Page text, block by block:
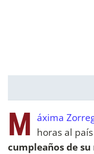
M áxima
horas al país
cumpleaños de